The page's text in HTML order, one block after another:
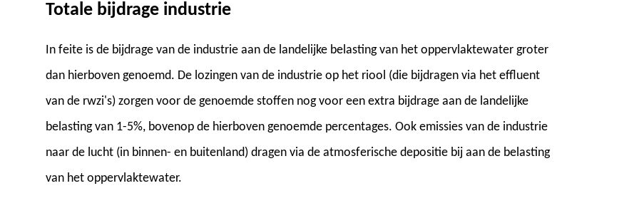
Totale bijdrage industrie
In feite is de bijdrage van de industrie aan de landelijke belasting van het oppervlaktewater groter
dan hierboven genoemd. De lozingen van de industrie op het riool (die bijdragen via het effluent
van de rwzi's) zorgen voor de genoemde stoffen nog voor een extra bijdrage aan de landelijke
belasting van 1-5%, bovenop de hierboven genoemde percentages. Ook emissies van de industrie
naar de lucht (in binnen- en buitenland) dragen via de atmosferische depositie bij aan de belasting
van het oppervlaktewater.